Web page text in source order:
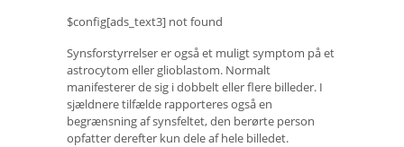
$config[ads_text3] not found
Synsforstyrrelser er også et muligt symptom på et
astrocytom eller glioblastom. Normalt
manifesterer de sig i dobbelt eller flere billeder. I
sjældnere tilfælde rapporteres også en
begrænsning af synsfeltet, den berørte person
opfatter derefter kun dele af hele billedet.